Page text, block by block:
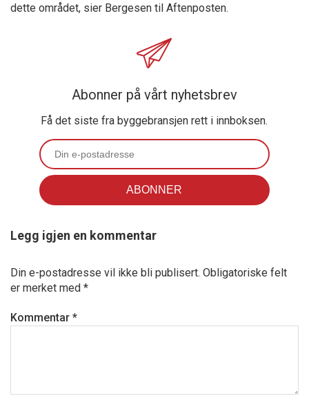
dette området, sier Bergesen til Aftenposten.
Abonner på vårt nyhetsbrev
Få det siste fra byggebransjen rett i innboksen.
Legg igjen en kommentar
Din e-postadresse vil ikke bli publisert. Obligatoriske felt
er merket med *
Kommentar *